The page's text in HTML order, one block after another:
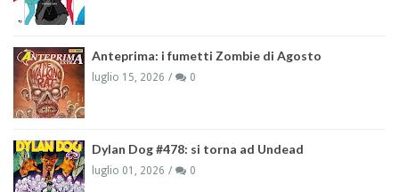
Anteprima: i fumetti Zombie di Agosto
luglio 15, 2026 0
Dylan Dog #478: si torna ad Undead
luglio 01, 2026 0